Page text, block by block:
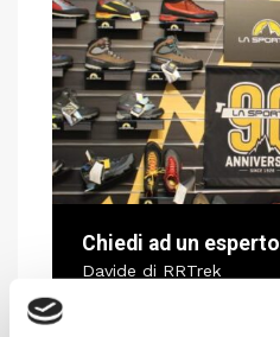
Chiedi ad un esperto
Davide di RRTrek